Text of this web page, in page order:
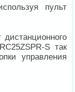
пульт
S так
управления